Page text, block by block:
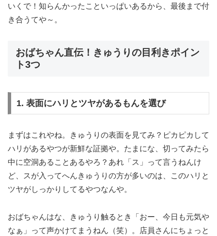
いくで！知らんかったこといっぱいあるから、最後まで付
き合うてや～。
おばちゃん直伝！きゅうりの目利きポイン
ト3つ
1. 表面にハリとツヤがあるもんを選び
まずはこれやね。きゅうりの表面を見てみ？ピカピカして
ハリがあるやつが新鮮な証拠や。たまにな、切ってみたら
中に空洞あることあるやろ？あれ「ス」って言うねんけ
ど、スが入ってへんきゅうりの方が多いのは、このハリと
ツヤがしっかりしてるやつなんや。
おばちゃんはな、きゅうり触るとき「おー、今日も元気や
なぁ」って声かけてまうねん（笑）。店員さんにちょっと